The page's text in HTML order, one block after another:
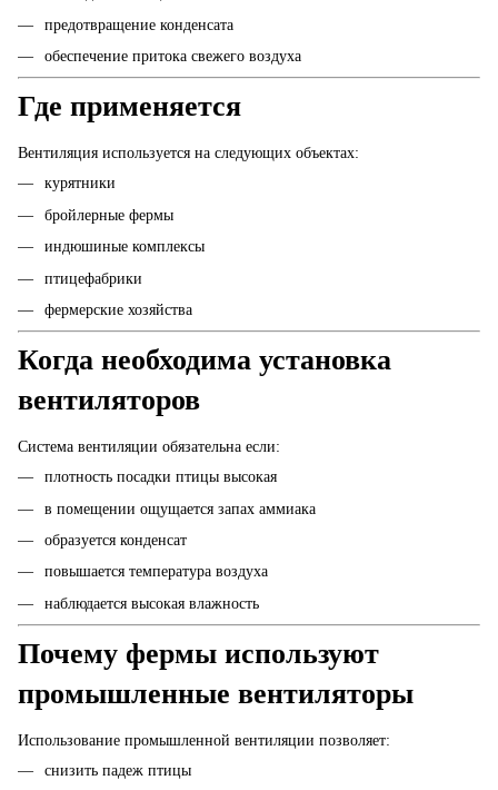
предотвращение конденсата
обеспечение притока свежего воздуха
Где применяется
Вентиляция используется на следующих объектах:
курятники
бройлерные фермы
индюшиные комплексы
птицефабрики
фермерские хозяйства
Когда необходима установка
вентиляторов
Система вентиляции обязательна если:
плотность посадки птицы высокая
в помещении ощущается запах аммиака
образуется конденсат
повышается температура воздуха
наблюдается высокая влажность
Почему фермы используют
промышленные вентиляторы
Использование промышленной вентиляции позволяет:
снизить падеж птицы